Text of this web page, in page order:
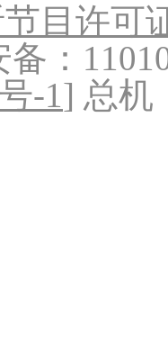
目许可
：
-1] 总机